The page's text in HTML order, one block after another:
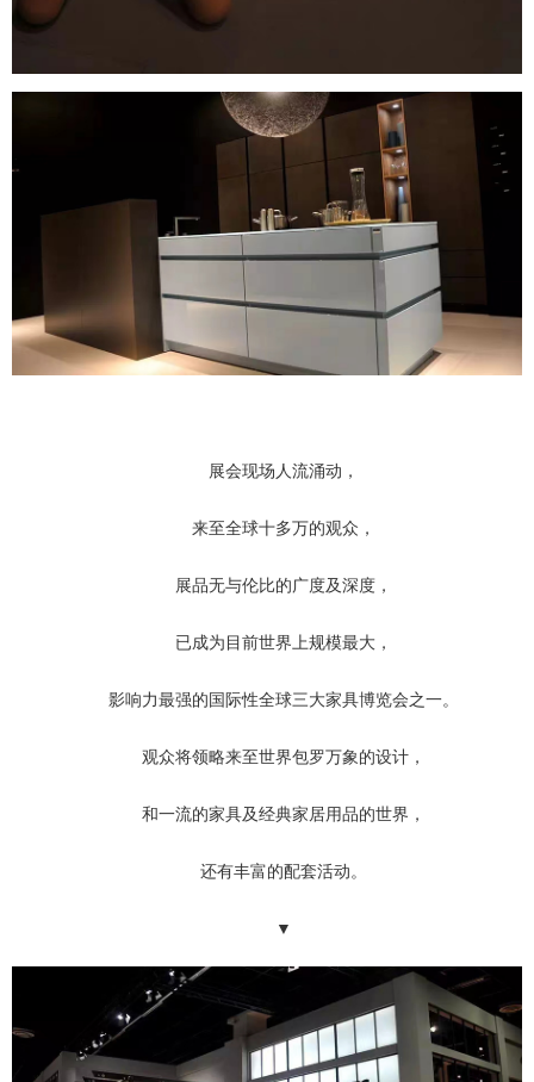
展会现场人流涌动，
来至全球十多万的观众，
展品无与伦比的广度及深度，
已成为目前世界上规模最大，
影响力最强的国际性全球三大家具博览会之一。
观众将领略来至世界包罗万象的设计，
和一流的家具及经典家居用品的世界，
还有丰富的配套活动。
▼